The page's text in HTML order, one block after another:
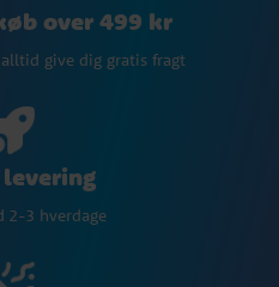
over 499 kr
give dig gratis fragt
2-3 hverdage